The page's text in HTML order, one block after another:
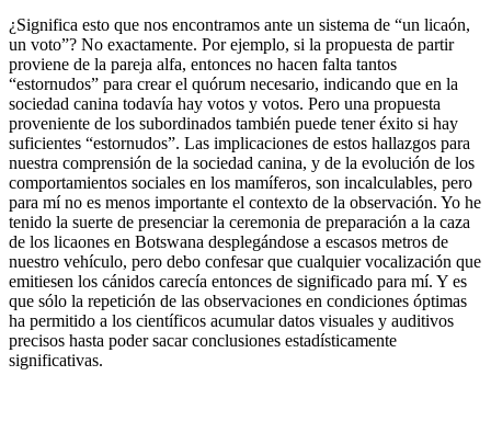
¿Significa esto que nos encontramos ante un sistema de “un licaón,
un voto”? No exactamente. Por ejemplo, si la propuesta de partir
proviene de la pareja alfa, entonces no hacen falta tantos
“estornudos” para crear el quórum necesario, indicando que en la
sociedad canina todavía hay votos y votos. Pero una propuesta
proveniente de los subordinados también puede tener éxito si hay
suficientes “estornudos”. Las implicaciones de estos hallazgos para
nuestra comprensión de la sociedad canina, y de la evolución de los
comportamientos sociales en los mamíferos, son incalculables, pero
para mí no es menos importante el contexto de la observación. Yo he
tenido la suerte de presenciar la ceremonia de preparación a la caza
de los licaones en Botswana desplegándose a escasos metros de
nuestro vehículo, pero debo confesar que cualquier vocalización que
emitiesen los cánidos carecía entonces de significado para mí. Y es
que sólo la repetición de las observaciones en condiciones óptimas
ha permitido a los científicos acumular datos visuales y auditivos
precisos hasta poder sacar conclusiones estadísticamente
significativas.